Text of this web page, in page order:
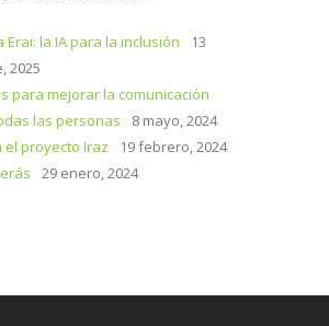
Erai: la IA para la inclusión
13
2025
para mejorar la comunicación
las personas
8 mayo, 2024
el proyecto Iraz
19 febrero, 2024
29 enero, 2024